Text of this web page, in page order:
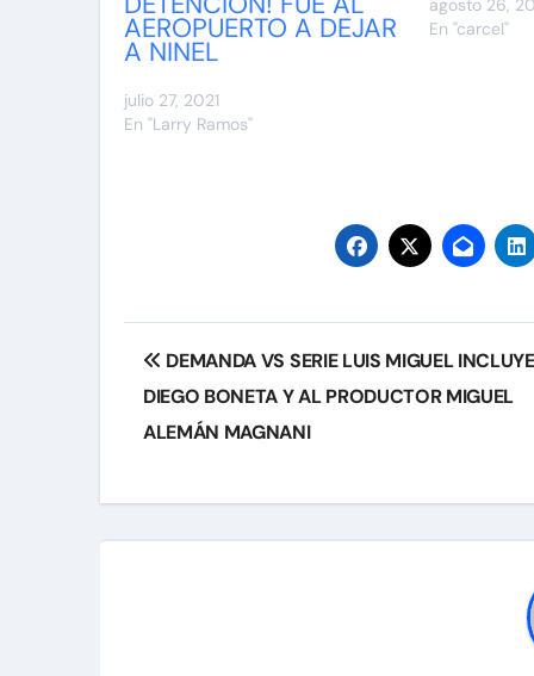
AEROPUERTO A DEJAR
A NINEL
julio 27, 2021
En "Larry Ramos"
agosto 26,
En "carcel"
Navegación
de
entradas
DEMANDA VS SERIE LUIS MIGUEL
DIEGO BONETA Y AL PRODUCTOR MIGUEL
ALEMÁN MAGNANI